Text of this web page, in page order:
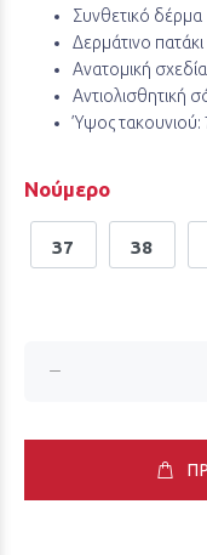
Συνθετικό δέρμα
Δερμάτινο πατάκι
Ανατομική
Αντιολισθητική
Ύψος τακουνιού:
Νούμερο
37 38